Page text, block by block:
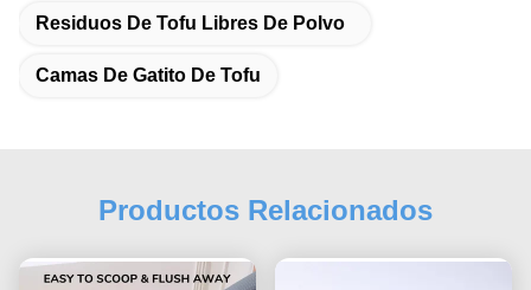
Residuos De Tofu Libres De Polvo
Camas De Gatito De Tofu
Productos Relacionados